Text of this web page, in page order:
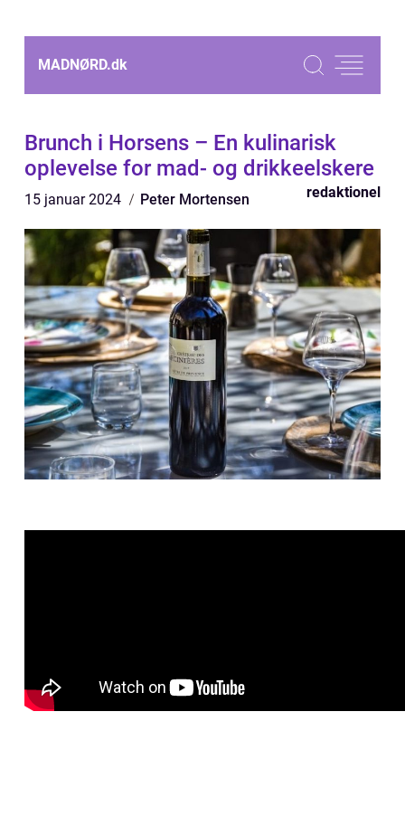
MADNØRD.dk
Brunch i Horsens – En kulinarisk
oplevelse for mad- og drikkeelskere
15 januar 2024 Peter Mortensen redaktionel